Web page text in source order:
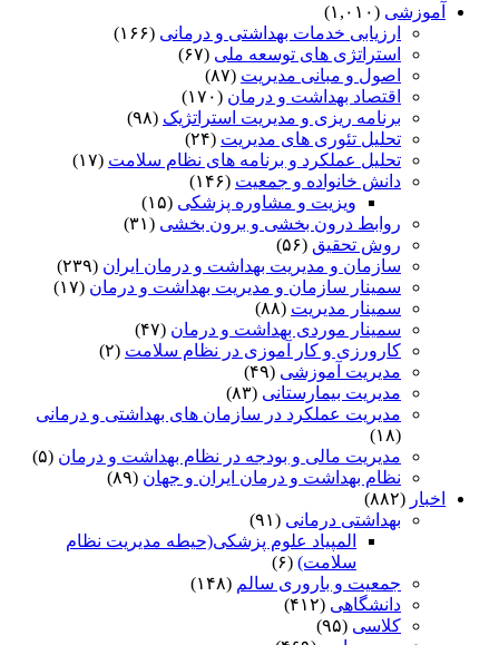
آموزشی (۱,۰۱۰)
ارزیابی خدمات بهداشتی و درمانی (۱۶۶)
استراتژی های توسعه ملی (۶۷)
اصول و مبانی مدیریت (۸۷)
اقتصاد بهداشت و درمان (۱۷۰)
برنامه ریزی و مدیریت استراتژیک (۹۸)
تحلیل تئوری های مدیریت (۲۴)
تحلیل عملکرد و برنامه های نظام سلامت (۱۷)
دانش خانواده و جمعیت (۱۴۶)
ویزیت و مشاوره پزشکی (۱۵)
روابط درون بخشی و برون بخشی (۳۱)
روش تحقیق (۵۶)
سازمان و مدیریت بهداشت و درمان ایران (۲۳۹)
سمینار سازمان و مدیریت بهداشت و درمان (۱۷)
سمینار مدیریت (۸۸)
سمینار موردی بهداشت و درمان (۴۷)
کارورزی و کار آموزی در نظام سلامت (۲)
مدیریت آموزشی (۴۹)
مدیریت بیمارستانی (۸۳)
مدیریت عملکرد در سازمان های بهداشتی و درمانی
(۱۸)
مدیریت مالی و بودجه در نظام بهداشت و درمان (۵)
نظام بهداشت و درمان ایران و جهان (۸۹)
اخبار (۸۸۲)
بهداشتی درمانی (۹۱)
المپیاد علوم پزشکی(حیطه مدیریت نظام
سلامت) (۶)
جمعیت و باروری سالم (۱۴۸)
دانشگاهی (۴۱۲)
کلاسی (۹۵)